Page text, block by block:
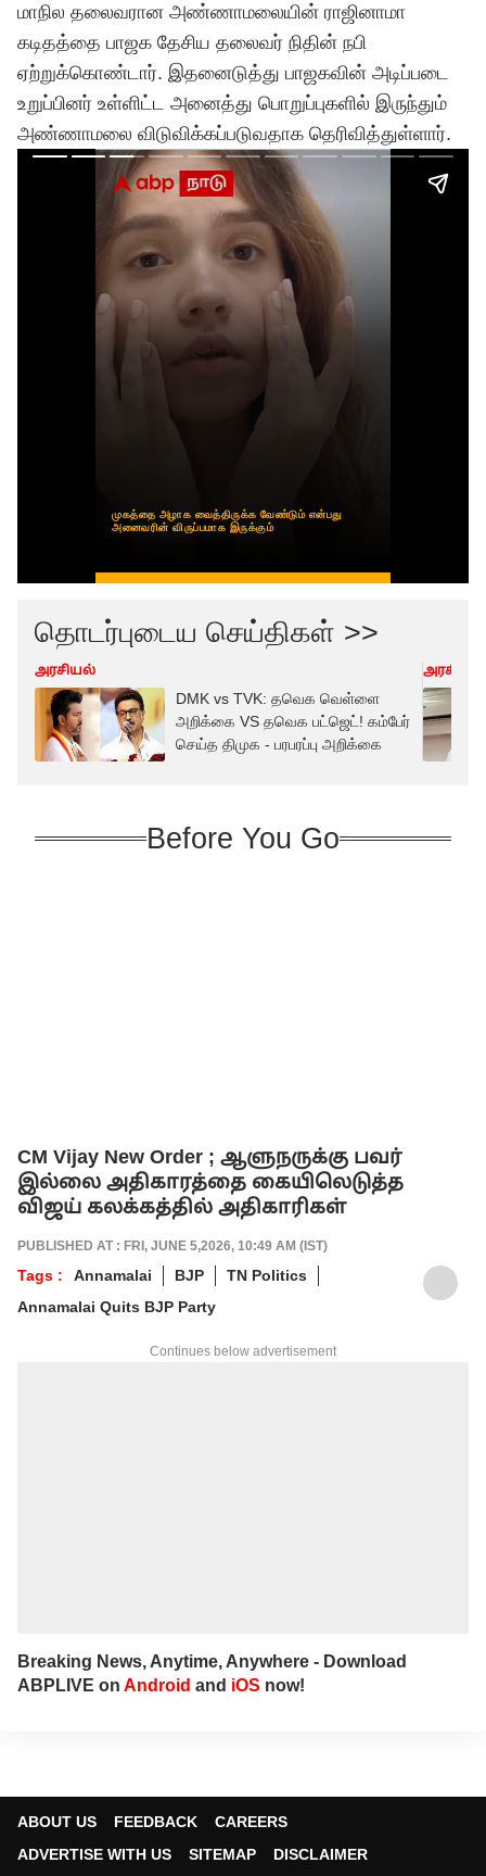
மாநில தலைவரான அண்ணாமலையின் ராஜினாமா
கடிதத்தை பாஜக தேசிய தலைவர் நிதின் நபி
ஏற்றுக்கொண்டார். இதனைடுத்து பாஜகவின் அடிப்படை
உறுப்பினர் உள்ளிட்ட அனைத்து பொறுப்புகளில் இருந்தும்
அண்ணாமலை விடுவிக்கப்படுவதாக தெரிவித்துள்ளார்.
தொடர்புடைய செய்திகள் >>
அரசியல்
DMK vs TVK: தவெக வெள்ளை
அறிக்கை VS தவெக பட்ஜெட்! கம்பேர்
செய்த திமுக - பரபரப்பு அறிக்கை
அரசியல்
Before You Go
CM Vijay New Order ; ஆளுநருக்கு பவர்
இல்லை அதிகாரத்தை கையிலெடுத்த
விஜய் கலக்கத்தில் அதிகாரிகள்
PUBLISHED AT : FRI, JUNE 5,2026, 10:49 AM (IST)
Tags : Annamalai BJP
TN Politics
Annamalai Quits BJP Party
Continues below advertisement
Breaking News, Anytime, Anywhere - Download
ABPLIVE on Android and iOS now!
ABOUT US FEEDBACK
CAREERS
ADVERTISE WITH US
SITEMAP DISCLAIMER